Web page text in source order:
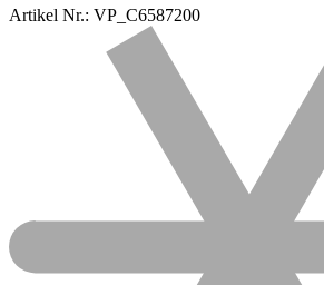
Artikel Nr.: VP_C6587200